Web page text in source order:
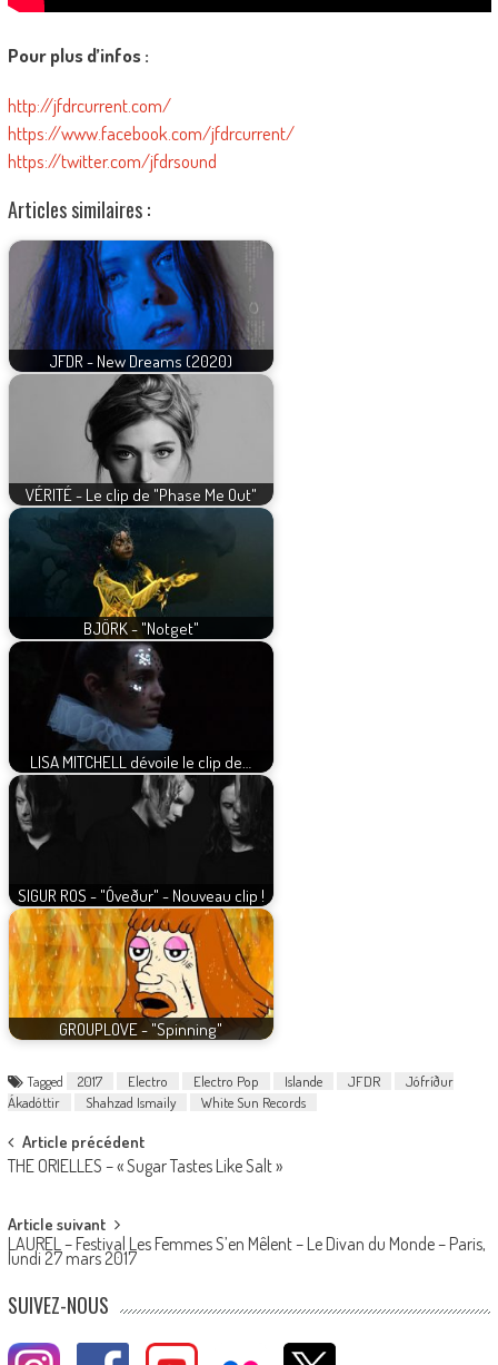
Pour plus d’infos :
http://jfdrcurrent.com/
https://www.facebook.com/jfdrcurrent/
https://twitter.com/jfdrsound
Articles similaires :
JFDR - New Dreams (2020)
VÉRITÉ - Le clip de "Phase Me Out"
BJÖRK - "Notget"
LISA MITCHELL dévoile le clip de…
SIGUR ROS - "Óveður" - Nouveau clip !
GROUPLOVE - "Spinning"
Tagged 2017 Electro Electro Pop Islande JFDR
Jófríður
Ákadóttir
Shahzad Ismaily White Sun Records
Post
navigation
Article précédent
THE ORIELLES – « Sugar Tastes Like Salt »
Article suivant
LAUREL – Festival Les Femmes S’en Mêlent – Le Divan du Monde – Paris,
lundi 27 mars 2017
SUIVEZ-NOUS